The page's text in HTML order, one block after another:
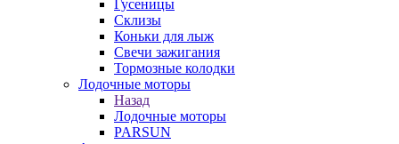
Гусеницы
Склизы
Коньки для лыж
Свечи зажигания
Тормозные колодки
Лодочные моторы
Назад
Лодочные моторы
PARSUN